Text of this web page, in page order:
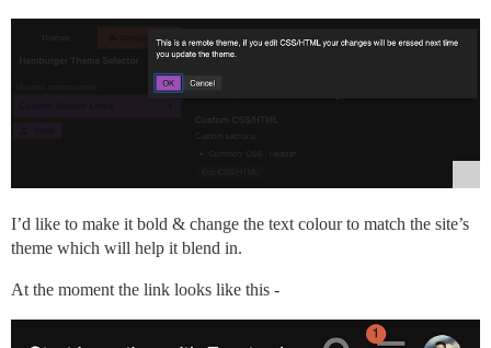
I’d like to make it bold & change the text colour to match the site’s
theme which will help it blend in.
At the moment the link looks like this -